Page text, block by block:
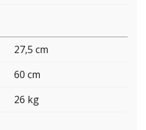
27,5 cm
60 cm
26 kg